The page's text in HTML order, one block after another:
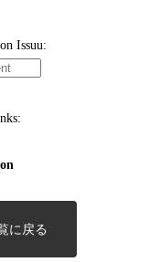
に戻る